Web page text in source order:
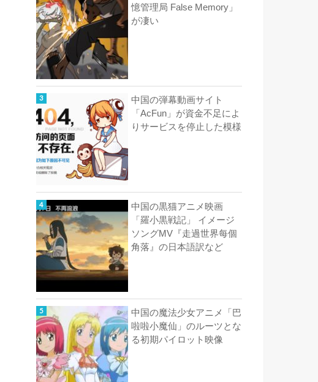
憶管理局 False Memory」
が凄い
中国の弾幕動画サイト
「AcFun」が資金不足によ
りサービスを停止した模様
中国の黒猫アニメ映画
「羅小黒戦記」 イメージ
ソングMV『走過世界每個
角落』の日本語訳など
中国の魔法少女アニメ「巴
啦啦小魔仙」のルーツとな
る初期パイロット映像